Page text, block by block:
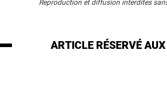
Reproduction et diffusion interdites
ARTICLE RÉSERVÉ